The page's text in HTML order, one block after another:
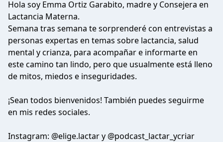
Hola soy Emma Ortiz Garabito, madre y Consejera en
Lactancia Materna.
Semana tras semana te sorprenderé con entrevistas a
personas expertas en temas sobre lactancia, salud
mental y crianza, para acompañar e informarte en
este camino tan lindo, pero que usualmente está lleno
de mitos, miedos e inseguridades.
¡Sean todos bienvenidos! También puedes seguirme
en mis redes sociales.
Instagram: ⁠⁠@elige.lactar⁠⁠ y ⁠⁠@podcast_lactar_ycriar⁠⁠